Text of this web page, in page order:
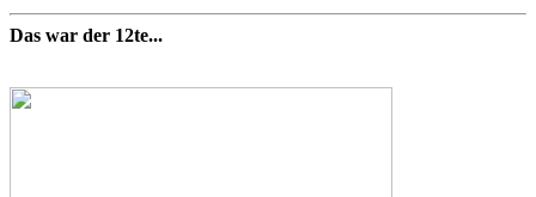
Das war der 12te...